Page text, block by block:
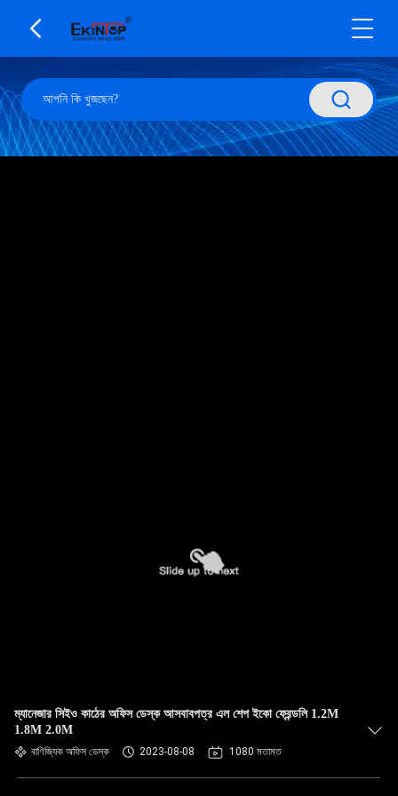
ম্যানেজার সিইও কাঠের অফিস ডেস্ক আসবাবপত্র এল শেপ ইকো ফ্রেন্ডলি 1.2M
1.8M 2.0M
বাণিজ্যিক অফিস ডেস্ক 2023-08-08 1080 মতামত